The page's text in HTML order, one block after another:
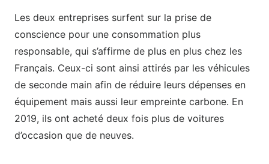
Les deux entreprises surfent sur la prise de
conscience pour une consommation plus
responsable, qui s’affirme de plus en plus chez les
Français. Ceux-ci sont ainsi attirés par les véhicules
de seconde main afin de réduire leurs dépenses en
équipement mais aussi leur empreinte carbone. En
2019, ils ont acheté deux fois plus de voitures
d’occasion que de neuves.